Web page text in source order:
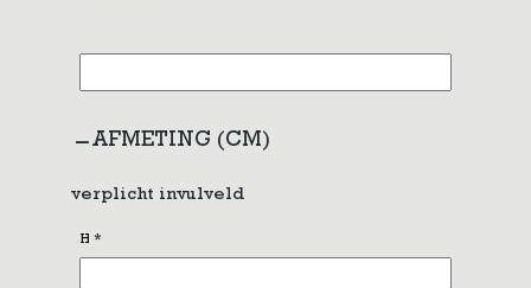
AFMETING (CM)
verplicht invulveld
H *